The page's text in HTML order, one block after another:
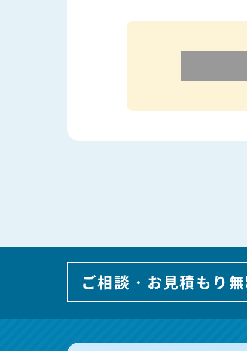
ご相談・お見積もり